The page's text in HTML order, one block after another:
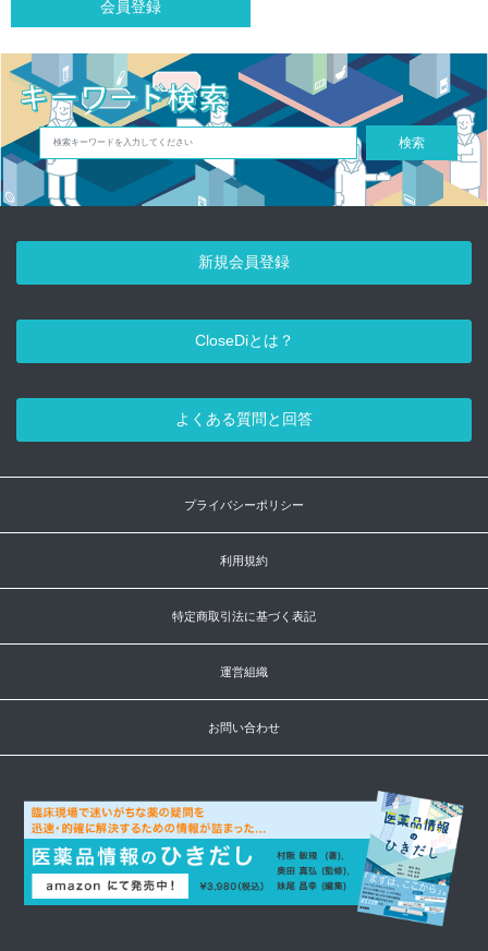
会員登録
検索
新規会員登録
CloseDiとは？
よくある質問と回答
プライバシーポリシー
利用規約
特定商取引法に基づく表記
運営組織
お問い合わせ